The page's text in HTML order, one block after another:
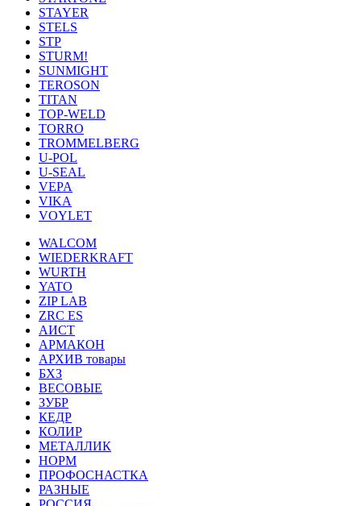
STAYER
STELS
STP
STURM!
SUNMIGHT
TEROSON
TITAN
TOP-WELD
TORRO
TROMMELBERG
U-POL
U-SEAL
VEPA
VIKA
VOYLET
WALCOM
WIEDERKRAFT
WURTH
YATO
ZIP LAB
ZRC ES
АИСТ
АРМАКОН
АРХИВ товары
БХЗ
ВЕСОВЫЕ
ЗУБР
КЕДР
КОЛИР
МЕТАЛЛИК
НОРМ
ПРОФОСНАСТКА
РАЗНЫЕ